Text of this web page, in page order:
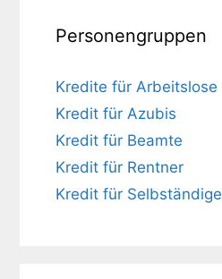
Personengruppen
Kredite für Arbeitslose
Kredit für Azubis
Kredit für Beamte
Kredit für Rentner
Kredit für Selbständige